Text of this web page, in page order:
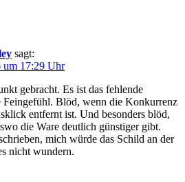
sagt:
um 17:29 Uhr
gebracht. Es ist das fehlende
Feingefühl. Blöd, wenn die Konkurrenz
entfernt ist. Und besonders blöd,
die Ware deutlich günstiger gibt.
mich würde das Schild an der
nicht wundern.